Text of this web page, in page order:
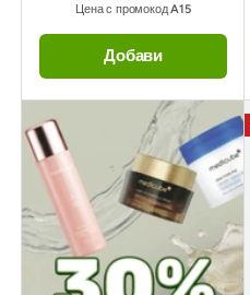
Цена с промокодA15
Добави